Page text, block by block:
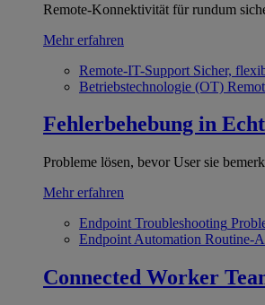
Remote-Konnektivität für rundum
Mehr erfahren
Remote-IT-Support Sicher,
Betriebstechnologie (OT)
Fehlerbehebung in
Probleme lösen, bevor User sie
Mehr erfahren
Endpoint Troubleshooting
Endpoint Automation Routine-
Connected Worker